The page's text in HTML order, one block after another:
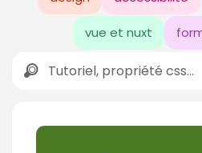
vue et nuxt